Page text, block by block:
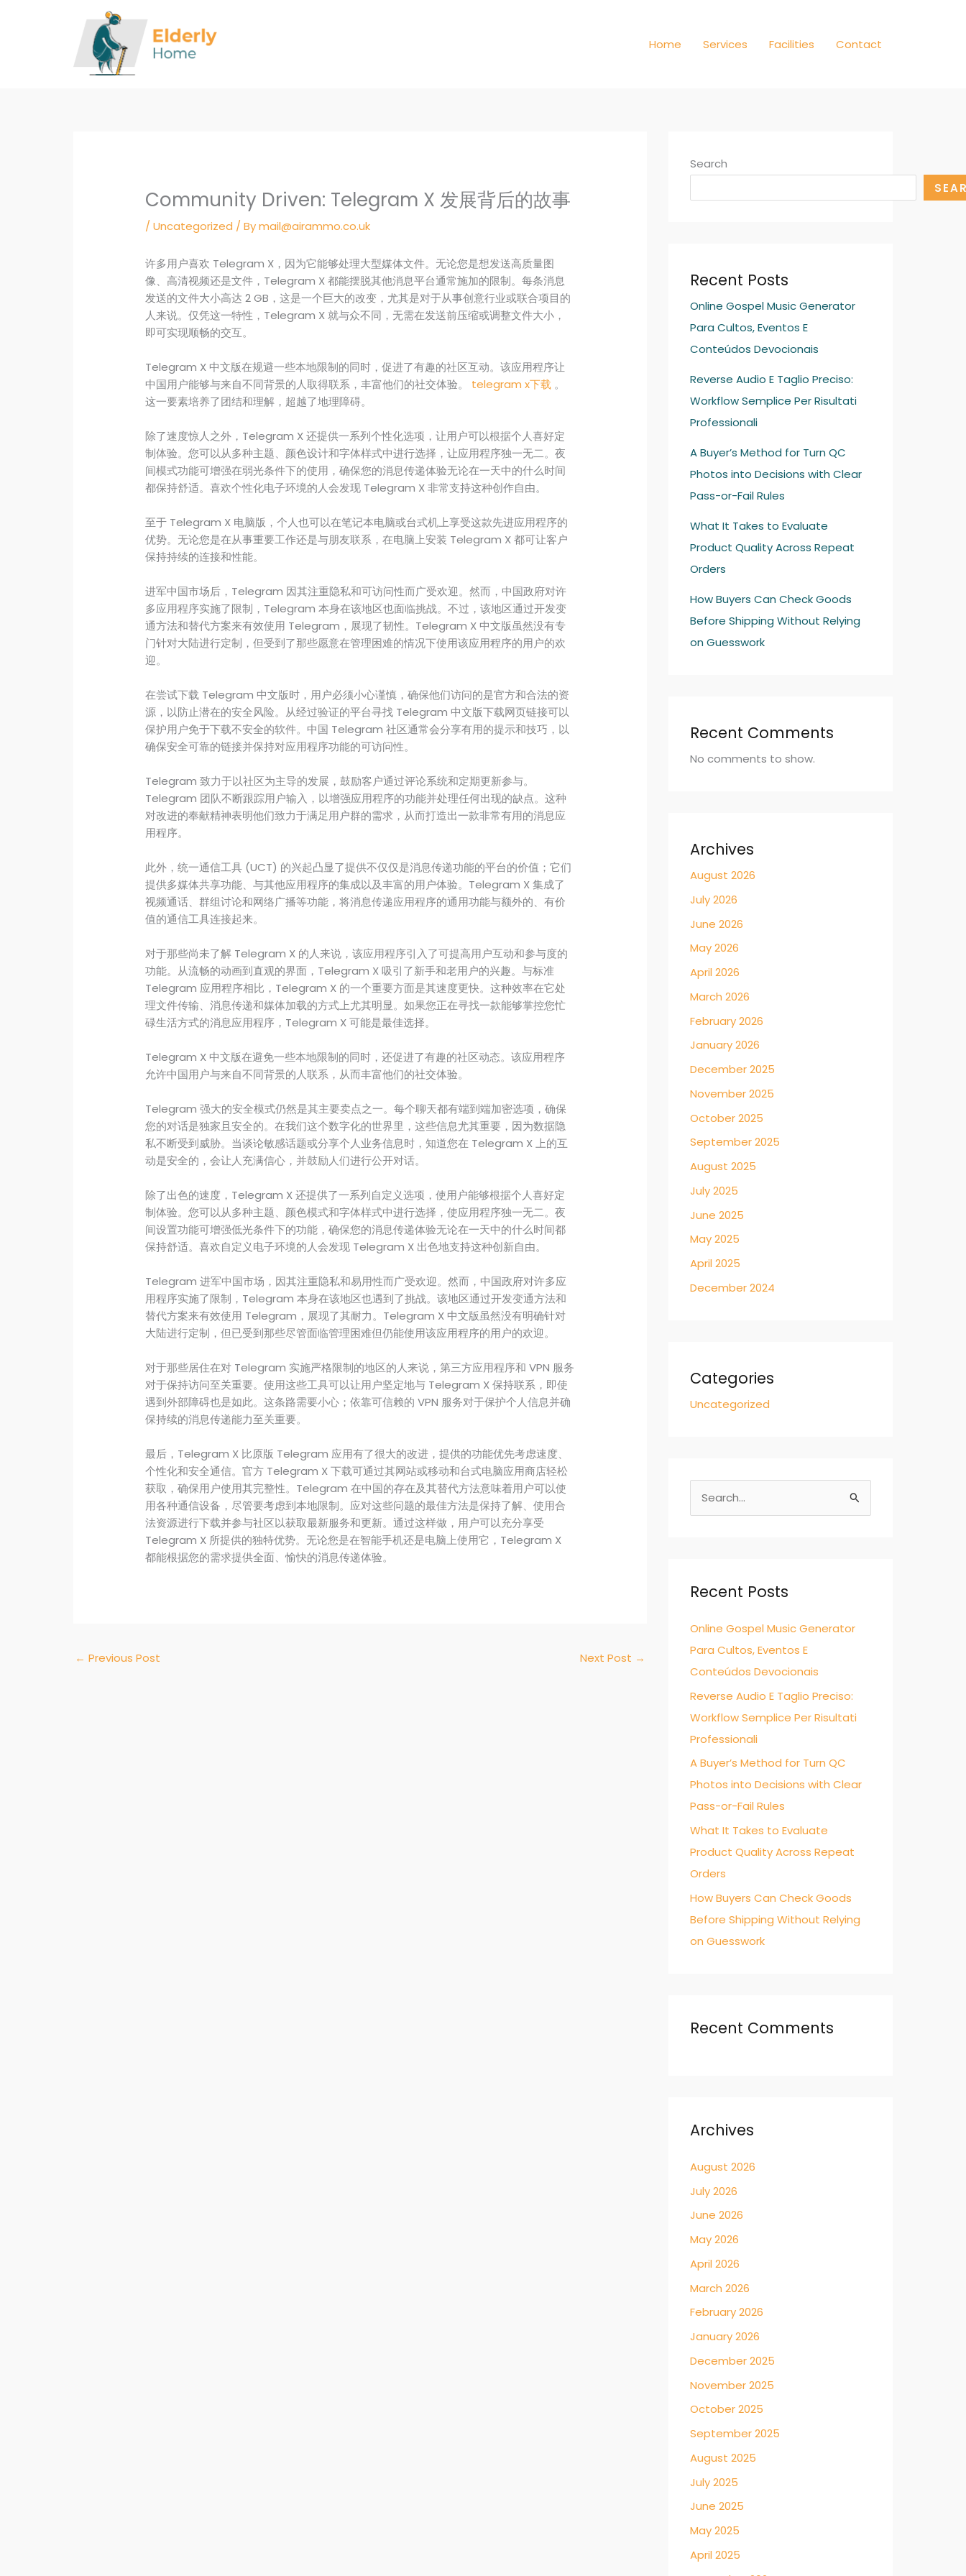
Home Services Facilities Contact
Community Driven: Telegram X 发展背后的故事
/Uncategorized / Bymail@airammo.co.uk
许多用户喜欢 Telegram X，因为它能够处理大型媒体文件。无论您是想发送高质量图
像、高清视频还是文件，Telegram X 都能摆脱其他消息平台通常施加的限制。每条消息
发送的文件大小高达 2 GB，这是一个巨大的改变，尤其是对于从事创意行业或联合项目的
人来说。仅凭这一特性，Telegram X 就与众不同，无需在发送前压缩或调整文件大小，
即可实现顺畅的交互。
Telegram X 中文版在规避一些本地限制的同时，促进了有趣的社区互动。该应用程序让
中国用户能够与来自不同背景的人取得联系，丰富他们的社交体验。 telegram x下载 。
这一要素培养了团结和理解，超越了地理障碍。
除了速度惊人之外，Telegram X 还提供一系列个性化选项，让用户可以根据个人喜好定
制体验。您可以从多种主题、颜色设计和字体样式中进行选择，让应用程序独一无二。夜
间模式功能可增强在弱光条件下的使用，确保您的消息传递体验无论在一天中的什么时间
都保持舒适。喜欢个性化电子环境的人会发现 Telegram X 非常支持这种创作自由。
至于 Telegram X 电脑版，个人也可以在笔记本电脑或台式机上享受这款先进应用程序的
优势。无论您是在从事重要工作还是与朋友联系，在电脑上安装 Telegram X 都可让客户
保持持续的连接和性能。
进军中国市场后，Telegram 因其注重隐私和可访问性而广受欢迎。然而，中国政府对许
多应用程序实施了限制，Telegram 本身在该地区也面临挑战。不过，该地区通过开发变
通方法和替代方案来有效使用 Telegram，展现了韧性。Telegram X 中文版虽然没有专
门针对大陆进行定制，但受到了那些愿意在管理困难的情况下使用该应用程序的用户的欢
迎。
在尝试下载 Telegram 中文版时，用户必须小心谨慎，确保他们访问的是官方和合法的资
源，以防止潜在的安全风险。从经过验证的平台寻找 Telegram 中文版下载网页链接可以
保护用户免于下载不安全的软件。中国 Telegram 社区通常会分享有用的提示和技巧，以
确保安全可靠的链接并保持对应用程序功能的可访问性。
Telegram 致力于以社区为主导的发展，鼓励客户通过评论系统和定期更新参与。
Telegram 团队不断跟踪用户输入，以增强应用程序的功能并处理任何出现的缺点。这种
对改进的奉献精神表明他们致力于满足用户群的需求，从而打造出一款非常有用的消息应
用程序。
此外，统一通信工具 (UCT) 的兴起凸显了提供不仅仅是消息传递功能的平台的价值；它们
提供多媒体共享功能、与其他应用程序的集成以及丰富的用户体验。Telegram X 集成了
视频通话、群组讨论和网络广播等功能，将消息传递应用程序的通用功能与额外的、有价
值的通信工具连接起来。
对于那些尚未了解 Telegram X 的人来说，该应用程序引入了可提高用户互动和参与度的
功能。从流畅的动画到直观的界面，Telegram X 吸引了新手和老用户的兴趣。与标准
Telegram 应用程序相比，Telegram X 的一个重要方面是其速度更快。这种效率在它处
理文件传输、消息传递和媒体加载的方式上尤其明显。如果您正在寻找一款能够掌控您忙
碌生活方式的消息应用程序，Telegram X 可能是最佳选择。
Telegram X 中文版在避免一些本地限制的同时，还促进了有趣的社区动态。该应用程序
允许中国用户与来自不同背景的人联系，从而丰富他们的社交体验。
Telegram 强大的安全模式仍然是其主要卖点之一。每个聊天都有端到端加密选项，确保
您的对话是独家且安全的。在我们这个数字化的世界里，这些信息尤其重要，因为数据隐
私不断受到威胁。当谈论敏感话题或分享个人业务信息时，知道您在 Telegram X 上的互
动是安全的，会让人充满信心，并鼓励人们进行公开对话。
除了出色的速度，Telegram X 还提供了一系列自定义选项，使用户能够根据个人喜好定
制体验。您可以从多种主题、颜色模式和字体样式中进行选择，使应用程序独一无二。夜
间设置功能可增强低光条件下的功能，确保您的消息传递体验无论在一天中的什么时间都
保持舒适。喜欢自定义电子环境的人会发现 Telegram X 出色地支持这种创新自由。
Telegram 进军中国市场，因其注重隐私和易用性而广受欢迎。然而，中国政府对许多应
用程序实施了限制，Telegram 本身在该地区也遇到了挑战。该地区通过开发变通方法和
替代方案来有效使用 Telegram，展现了其耐力。Telegram X 中文版虽然没有明确针对
大陆进行定制，但已受到那些尽管面临管理困难但仍能使用该应用程序的用户的欢迎。
对于那些居住在对 Telegram 实施严格限制的地区的人来说，第三方应用程序和 VPN 服务
对于保持访问至关重要。使用这些工具可以让用户坚定地与 Telegram X 保持联系，即使
遇到外部障碍也是如此。这条路需要小心；依靠可信赖的 VPN 服务对于保护个人信息并确
保持续的消息传递能力至关重要。
最后，Telegram X 比原版 Telegram 应用有了很大的改进，提供的功能优先考虑速度、
个性化和安全通信。官方 Telegram X 下载可通过其网站或移动和台式电脑应用商店轻松
获取，确保用户使用其完整性。Telegram 在中国的存在及其替代方法意味着用户可以使
用各种通信设备，尽管要考虑到本地限制。应对这些问题的最佳方法是保持了解、使用合
法资源进行下载并参与社区以获取最新服务和更新。通过这样做，用户可以充分享受
Telegram X 所提供的独特优势。无论您是在智能手机还是电脑上使用它，Telegram X
都能根据您的需求提供全面、愉快的消息传递体验。
← Previous Post Next Post →
Search
Recent Posts
Online Gospel Music Generator
Para Cultos, Eventos E
Conteúdos Devocionais
Reverse Audio E Taglio Preciso:
Workflow Semplice Per Risultati
Professionali
A Buyer’s Method for Turn QC
Photos into Decisions with Clear
Pass-or-Fail Rules
What It Takes to Evaluate
Product Quality Across Repeat
Orders
How Buyers Can Check Goods
Before Shipping Without Relying
on Guesswork
Recent Comments
No comments to show.
Archives
August 2026
July 2026
June 2026
May 2026
April 2026
March 2026
February 2026
January 2026
December 2025
November 2025
October 2025
September 2025
August 2025
July 2025
June 2025
May 2025
April 2025
December 2024
Categories
Uncategorized
e
c
f
o
r
:
Recent Posts
Online Gospel Music Generator
Para Cultos, Eventos E
Conteúdos Devocionais
Reverse Audio E Taglio Preciso:
Workflow Semplice Per Risultati
Professionali
A Buyer’s Method for Turn QC
Photos into Decisions with Clear
Pass-or-Fail Rules
What It Takes to Evaluate
Product Quality Across Repeat
Orders
How Buyers Can Check Goods
Before Shipping Without Relying
on Guesswork
Recent Comments
Archives
August 2026
July 2026
June 2026
May 2026
April 2026
March 2026
February 2026
January 2026
December 2025
November 2025
October 2025
September 2025
August 2025
July 2025
June 2025
May 2025
April 2025